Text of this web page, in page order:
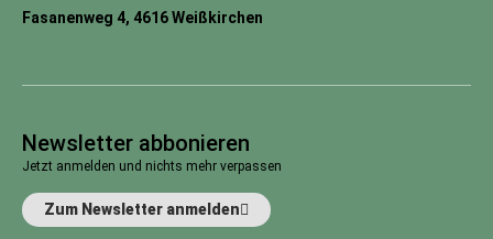
Fasanenweg 4, 4616 Weißkirchen
Newsletter abbonieren
Jetzt anmelden und nichts mehr verpassen
Zum Newsletter anmelden